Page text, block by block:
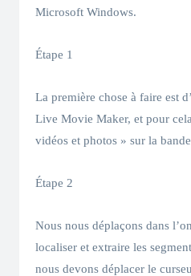
Microsoft Windows.
Étape 1
La première chose à faire est
Live Movie Maker, et pour
vidéos et photos » sur la
Étape 2
Nous nous déplaçons dans
localiser et extraire les
nous devons déplacer le